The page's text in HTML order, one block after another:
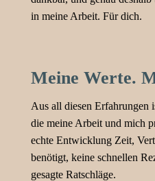
in meine Arbeit. Für dich.
Meine Werte.
Aus all diesen Erfahrungen
die meine Arbeit und mich
echte Entwicklung Zeit,
benötigt, keine schnellen
gesagte Ratschläge.